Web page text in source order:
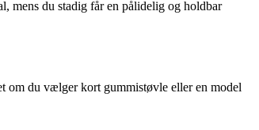
mens du stadig får en pålidelig og holdbar
om du vælger kort gummistøvle eller en model